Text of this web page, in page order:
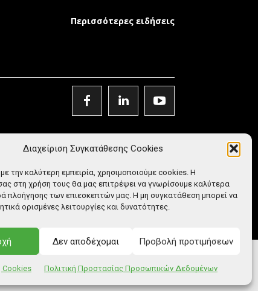
Διαχείριση Συγκατάθεσης Cookies
την καλύτερη εμπειρία, χρησιμοποιούμε cookies. Η
στη χρήση τους θα μας επιτρέψει να γνωρίσουμε καλύτερα
πλοήγησης των επιεσκεπτών μας. Η μη συγκατάθεση μπορεί να
ορισμένες λειτουργίες και δυνατότητες.
Δεν αποδέχομαι Προβολή προτιμήσεων
Cookies Πολιτική Προστασίας Προσωπικών Δεδομένων
Περισσότερες ειδήσεις